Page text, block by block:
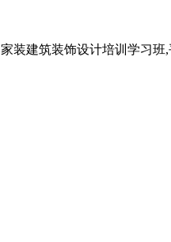
装建筑装饰设计培训学习